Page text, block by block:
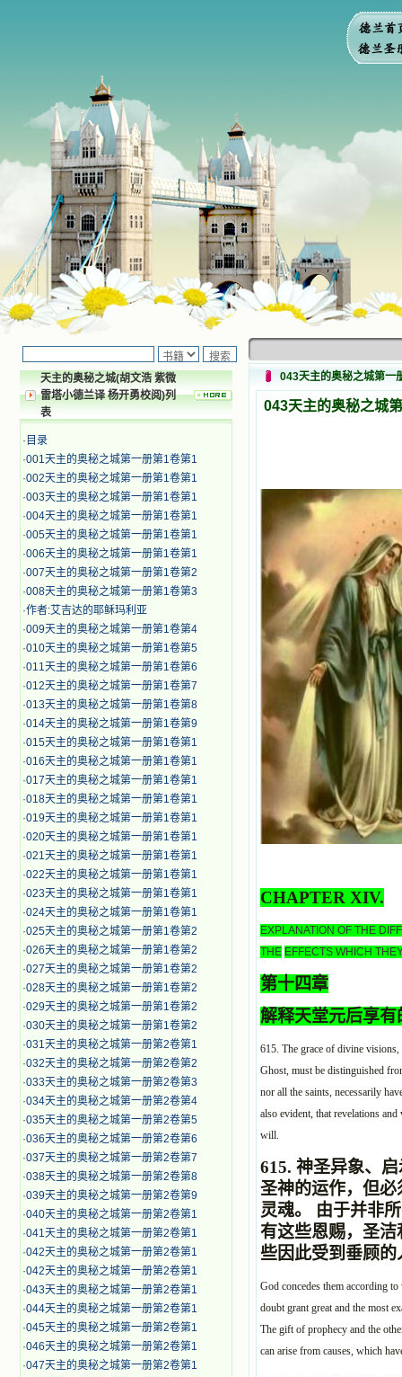
天主的奥秘之城(胡文浩 紫微
雷塔小德兰译 杨开勇校阅)列
表
· 目录
·001天主的奥秘之城第一册第1卷第1
·002天主的奥秘之城第一册第1卷第1
·003天主的奥秘之城第一册第1卷第1
·004天主的奥秘之城第一册第1卷第1
·005天主的奥秘之城第一册第1卷第1
·006天主的奥秘之城第一册第1卷第1
·007天主的奥秘之城第一册第1卷第2
·008天主的奥秘之城第一册第1卷第3
·作者:艾吉达的耶稣玛利亚
·009天主的奥秘之城第一册第1卷第4
·010天主的奥秘之城第一册第1卷第5
·011天主的奥秘之城第一册第1卷第6
·012天主的奥秘之城第一册第1卷第7
·013天主的奥秘之城第一册第1卷第8
·014天主的奥秘之城第一册第1卷第9
·015天主的奥秘之城第一册第1卷第1
·016天主的奥秘之城第一册第1卷第1
·017天主的奥秘之城第一册第1卷第1
·018天主的奥秘之城第一册第1卷第1
·019天主的奥秘之城第一册第1卷第1
·020天主的奥秘之城第一册第1卷第1
·021天主的奥秘之城第一册第1卷第1
·022天主的奥秘之城第一册第1卷第1
·023天主的奥秘之城第一册第1卷第1
·024天主的奥秘之城第一册第1卷第1
·025天主的奥秘之城第一册第1卷第2
·026天主的奥秘之城第一册第1卷第2
·027天主的奥秘之城第一册第1卷第2
·028天主的奥秘之城第一册第1卷第2
·029天主的奥秘之城第一册第1卷第2
·030天主的奥秘之城第一册第1卷第2
·031天主的奥秘之城第一册第2卷第1
·032天主的奥秘之城第一册第2卷第2
·033天主的奥秘之城第一册第2卷第3
·034天主的奥秘之城第一册第2卷第4
·035天主的奥秘之城第一册第2卷第5
·036天主的奥秘之城第一册第2卷第6
·037天主的奥秘之城第一册第2卷第7
·038天主的奥秘之城第一册第2卷第8
·039天主的奥秘之城第一册第2卷第9
·040天主的奥秘之城第一册第2卷第1
·041天主的奥秘之城第一册第2卷第1
·042天主的奥秘之城第一册第2卷第1
·042天主的奥秘之城第一册第2卷第1
·043天主的奥秘之城第一册第2卷第1
·044天主的奥秘之城第一册第2卷第1
·045天主的奥秘之城第一册第2卷第1
·046天主的奥秘之城第一册第2卷第1
·047天主的奥秘之城第一册第2卷第1
043天主的奥秘之城第一
043天主的奥秘之城
CHAPTER XIV.
EXPLANATION OF THE
THE EFFECTS WHICH
第十四章
解释天堂元后享
615. The grace of divine
Ghost, must be distinguished
nor all the saints, necessarily
also evident, that revelations
will.
615. 神圣异象、
圣神的运作，但
灵魂。 由于并非
有这些恩赐，圣
些因此受到垂顾
God concedes them according
doubt grant great and the most
The gift of prophecy and the
can arise from causes, which